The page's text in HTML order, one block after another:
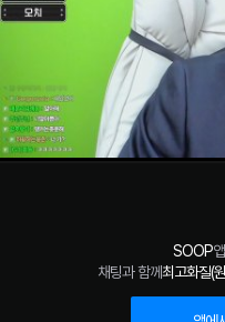
SOOP
채팅과 함께최고화질(